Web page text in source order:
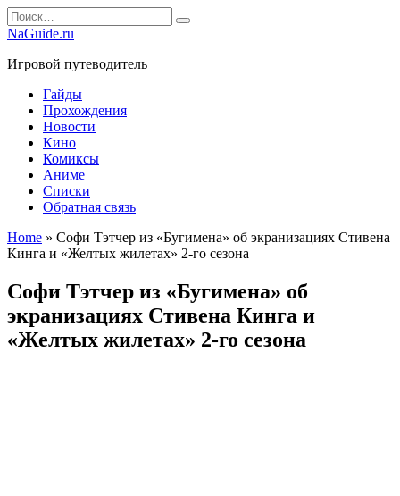
Перейти
к
Search
for:
NaGuide.ru
Игровой путеводитель
Гайды
Прохождения
Новости
Кино
Комиксы
Аниме
Списки
Обратная связь
Home » Софи Тэтчер из «Бугимена» об экранизациях Стивена
Кинга и «Желтых жилетах» 2-го сезона
Софи Тэтчер из «Бугимена» об
экранизациях Стивена Кинга и
«Желтых жилетах» 2-го сезона